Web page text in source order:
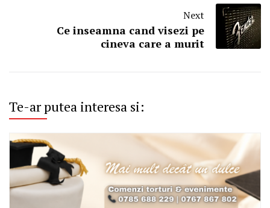
Next
Ce inseamna cand visezi pe
cineva care a murit
Te-ar putea interesa si: